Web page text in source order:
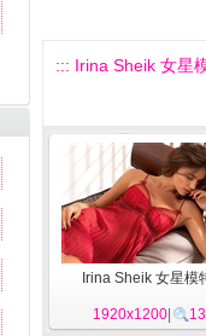
::: Irina Sheik 女星
Irina Sheik 女星模
1920x1200